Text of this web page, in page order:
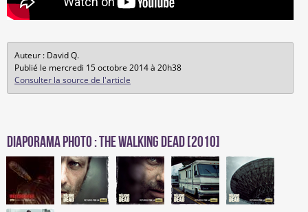
Auteur : David Q.
Publié le mercredi 15 octobre 2014 à 20h38
Consulter la source de l'article
Diaporama photo : The Walking Dead [2010]